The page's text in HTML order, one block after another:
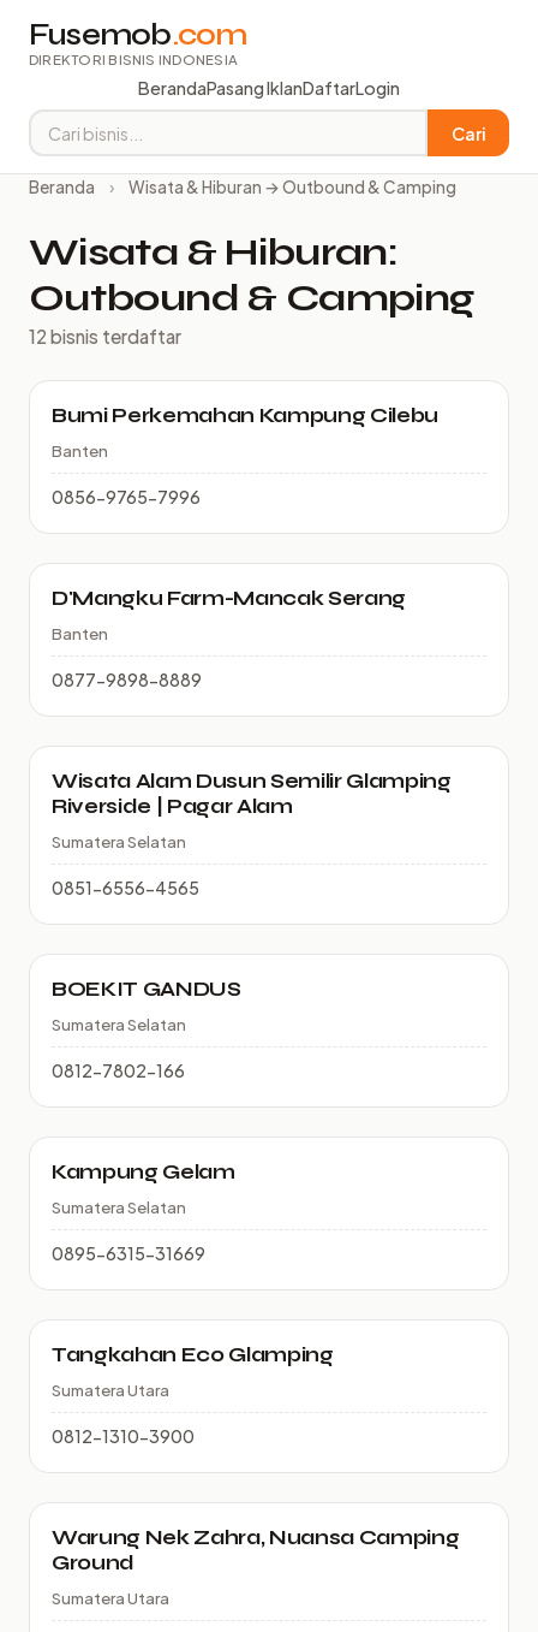
Fusemob.com
DIREKTORI BISNIS INDONESIA
BerandaPasang IklanDaftarLogin
Cari
Beranda › Wisata & Hiburan → Outbound & Camping
Wisata & Hiburan:
Outbound & Camping
12 bisnis terdaftar
Bumi Perkemahan Kampung Cilebu
Banten
0856-9765-7996
D'Mangku Farm-Mancak Serang
Banten
0877-9898-8889
Wisata Alam Dusun Semilir Glamping
Riverside | Pagar Alam
Sumatera Selatan
0851-6556-4565
BOEKIT GANDUS
Sumatera Selatan
0812-7802-166
Kampung Gelam
Sumatera Selatan
0895-6315-31669
Tangkahan Eco Glamping
Sumatera Utara
0812-1310-3900
Warung Nek Zahra, Nuansa Camping
Ground
Sumatera Utara